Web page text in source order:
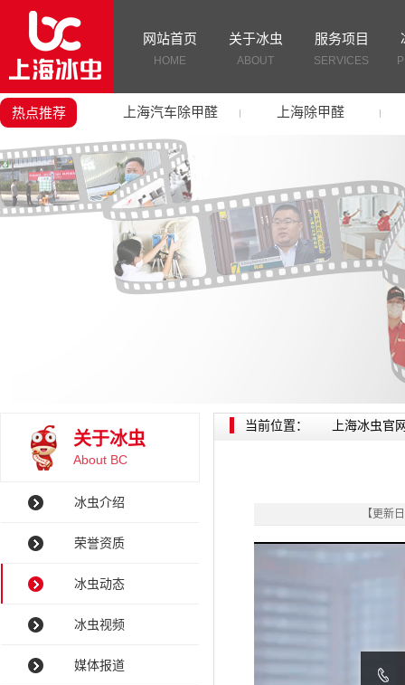
网站首页
HOME
关于冰虫
ABOUT
服务项目
SERVICES
热点推荐 上海汽车除甲醛 上海除甲醛
关于冰虫
About BC
冰虫介绍
荣誉资质
冰虫动态
冰虫视频
媒体报道
当前位置： 上海冰虫官
【更